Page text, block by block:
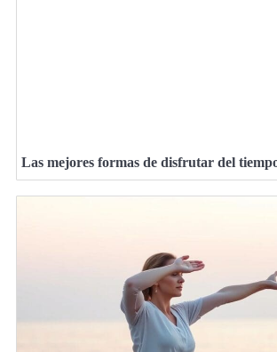
Las mejores formas de disfrutar del